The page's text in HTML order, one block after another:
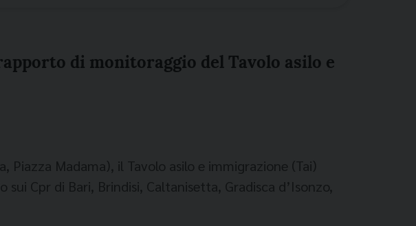
di monitoraggio del Tavolo asilo e
Piazza Madama), il Tavolo asilo e immigrazione (Tai)
Cpr di Bari, Brindisi, Caltanisetta, Gradisca d’Isonzo,